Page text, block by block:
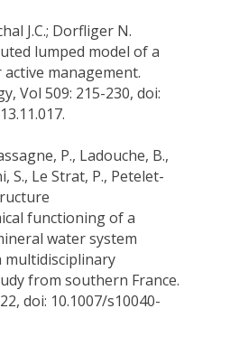
J.C.; Dorfliger N.
lumped model of a
management.
Vol 509: 215-230, doi:
, P., Ladouche, B.,
S., Le Strat, P., Petelet-
functioning of a
water system
multidisciplinary
from southern France.
doi: 10.1007/s10040-